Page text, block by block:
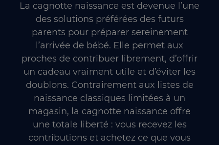
La cagnotte naissance est devenue l’une
des solutions préférées des futurs
parents pour préparer sereinement
l’arrivée de bébé. Elle permet aux
proches de contribuer librement, d’offrir
un cadeau vraiment utile et d’éviter les
doublons. Contrairement aux listes de
naissance classiques limitées à un
magasin, la cagnotte naissance offre
une totale liberté : vous recevez les
contributions et achetez ce que vous